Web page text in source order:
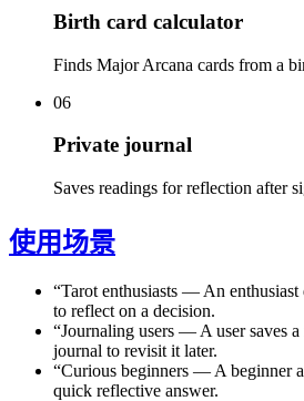
Birth card calculator
Finds Major Arcana cards from a
06
Private journal
Saves readings for reflection after
使用场景
“Tarot enthusiasts — An enthusiast
to reflect on a decision.
“Journaling users — A user saves
journal to revisit it later.
“Curious beginners — A beginner
quick reflective answer.